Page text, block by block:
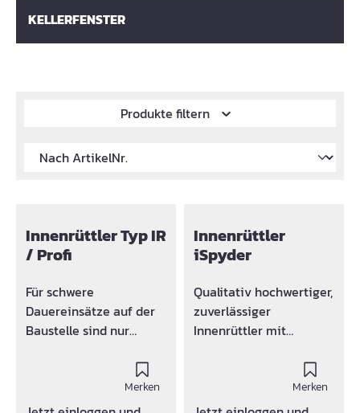
KELLERFENSTER
Produkte filtern
Innenrüttler Typ IR
/ Profi
Für schwere
Dauereinsätze auf der
Baustelle sind nur
Innenrüttler geeignet.
Sie müssen robust,
Merken
Innenrüttler
iSpyder
Qualitativ hochwertiger,
zuverlässiger
Innenrüttler mit
Umformer (230V) für
Dauereinsatz auf
Merken